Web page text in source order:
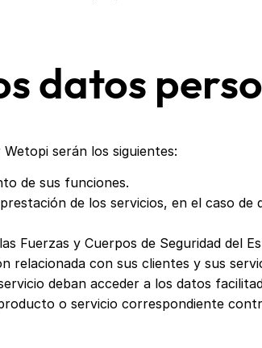
datos
serán los siguientes:
de sus funciones.
de los servicios, en el caso
Fuerzas y Cuerpos de Seguridad del
relacionada con sus clientes y sus
deban acceder a los datos
o servicio correspondiente